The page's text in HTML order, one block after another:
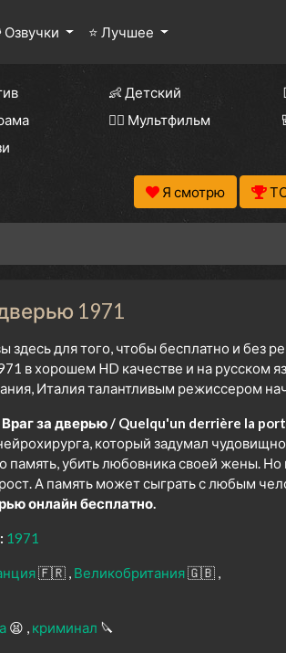
Озвучки ⭐ Лучшее
👶 Детский
🧚‍♀️ Мультфильм
Я смотрю
1971
здесь для того, чтобы бесплатно и без
в хорошем HD качестве и на русском
Италия талантливым режиссером
за дверью / Quelqu'un derrière la
который задумал
память, убить любовника своей жены.
А память может сыграть с любым
онлайн бесплатно.
1971
🇫🇷 Великобритания🇬🇧
😫 криминал 🔪